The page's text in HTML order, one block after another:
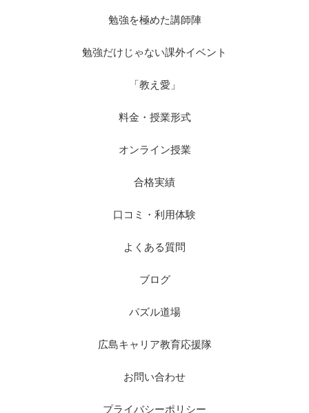
勉強を極めた講師陣
勉強だけじゃない課外イベント
「教え愛」
料金・授業形式
オンライン授業
合格実績
口コミ・利用体験
よくある質問
ブログ
パズル道場
広島キャリア教育応援隊
お問い合わせ
プライバシーポリシー